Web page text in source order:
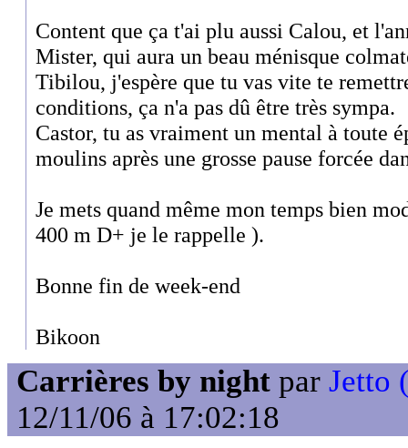
Content que ça t'ai plu aussi Calou, et
Mister, qui aura un beau ménisque
Tibilou, j'espère que tu vas vite te
conditions, ça n'a pas dû être très sympa.
Castor, tu as vraiment un mental à toute
moulins après une grosse pause forcée
Je mets quand même mon temps bien
400 m D+ je le rappelle ).
Bonne fin de week-end
Bikoon
Carrières by night par Jetto
12/11/06 à 17:02:18